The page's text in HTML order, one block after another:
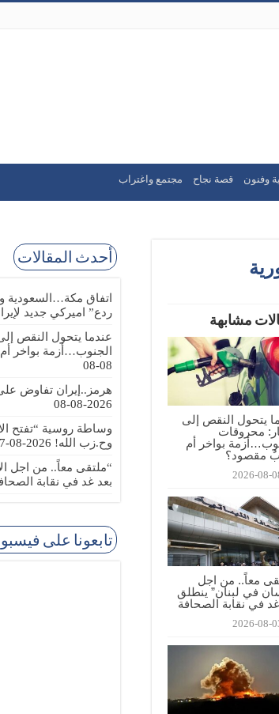
وفنون قصة نجاح مجتمع واغتراب
مشابهة
يتحول النقص إلى
محروقات
بواخر أم
مقصود؟
2026-08-
معاً.. من اجل
في لبنان” ينطلق
في نقابة الصحافة
2026-08-
أحدث المقالات
اتفاق مكة…السعودية
ردع” اميركي جديد
عندما يتحول النقص
الجنوب…أزمة بواخر
08-08
هرمز..إيران تفاوض
2026-08-08
وساطة روسية “تفتح
وح.زب الله! 2026-08-07
“ملتقى معاً.. من اجل
بعد غد في نقابة
تابعونا على